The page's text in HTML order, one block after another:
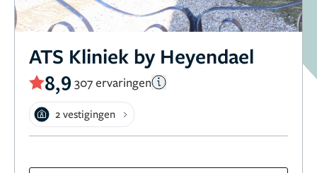
ATS Kliniek by Heyendael
8,9 307 ervaringen
2 vestigingen